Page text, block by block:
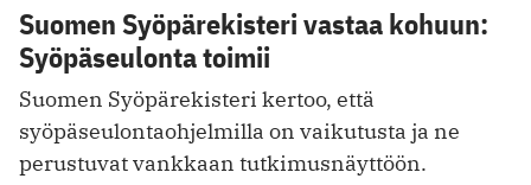
Suomen Syöpärekisteri vastaa kohuun:
Syöpäseulonta toimii
Suomen Syöpärekisteri kertoo, että
syöpäseulontaohjelmilla on vaikutusta ja ne
perustuvat vankkaan tutkimusnäyttöön.